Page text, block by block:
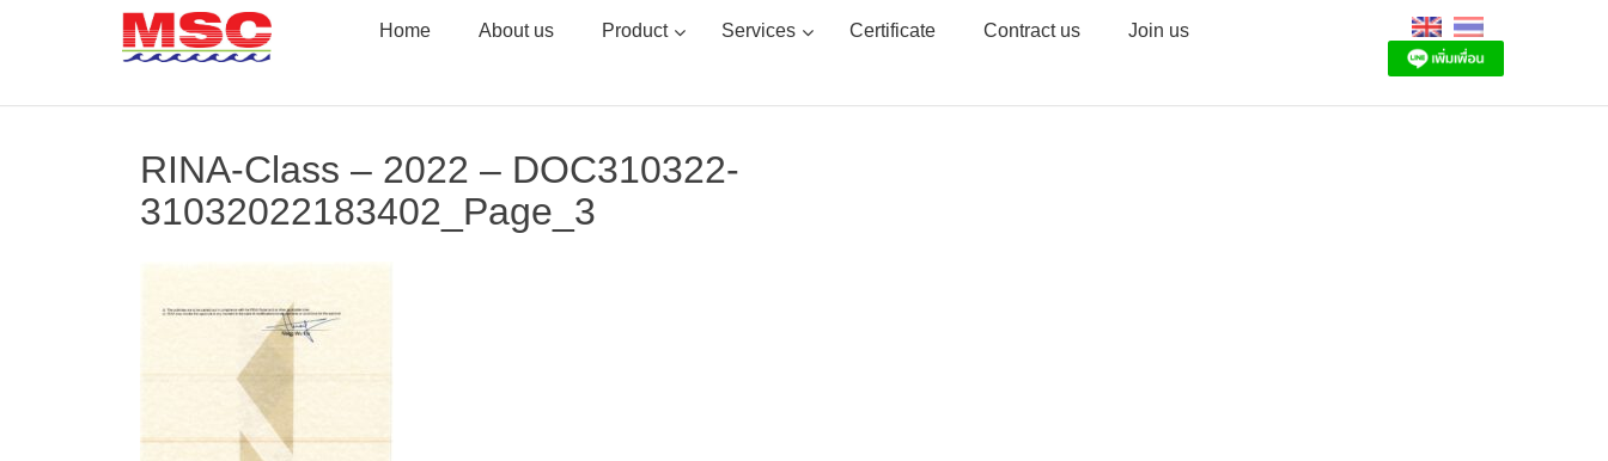
Home About us Product Services Certificate Contract us Join us
RINA-Class – 2022 – DOC310322-
31032022183402_Page_3